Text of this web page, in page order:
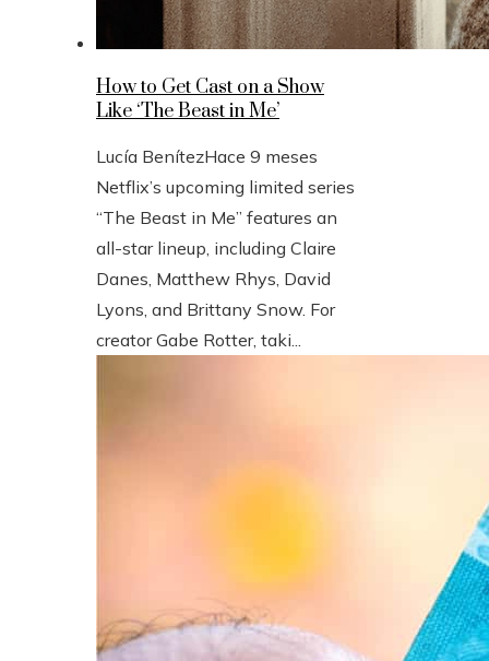
How to Get Cast on a Show
Like ‘The Beast in Me’
Lucía BenítezHace 9 meses
Netflix’s upcoming limited series
“The Beast in Me” features an
all-star lineup, including Claire
Danes, Matthew Rhys, David
Lyons, and Brittany Snow. For
creator Gabe Rotter, taki...